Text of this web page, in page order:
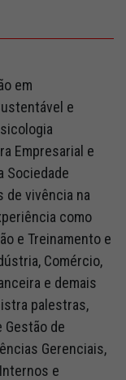
em
e
Empresarial e
Sociedade
de vivência na
como
e Treinamento e
Comércio,
e demais
palestras,
de
Gerenciais,
e